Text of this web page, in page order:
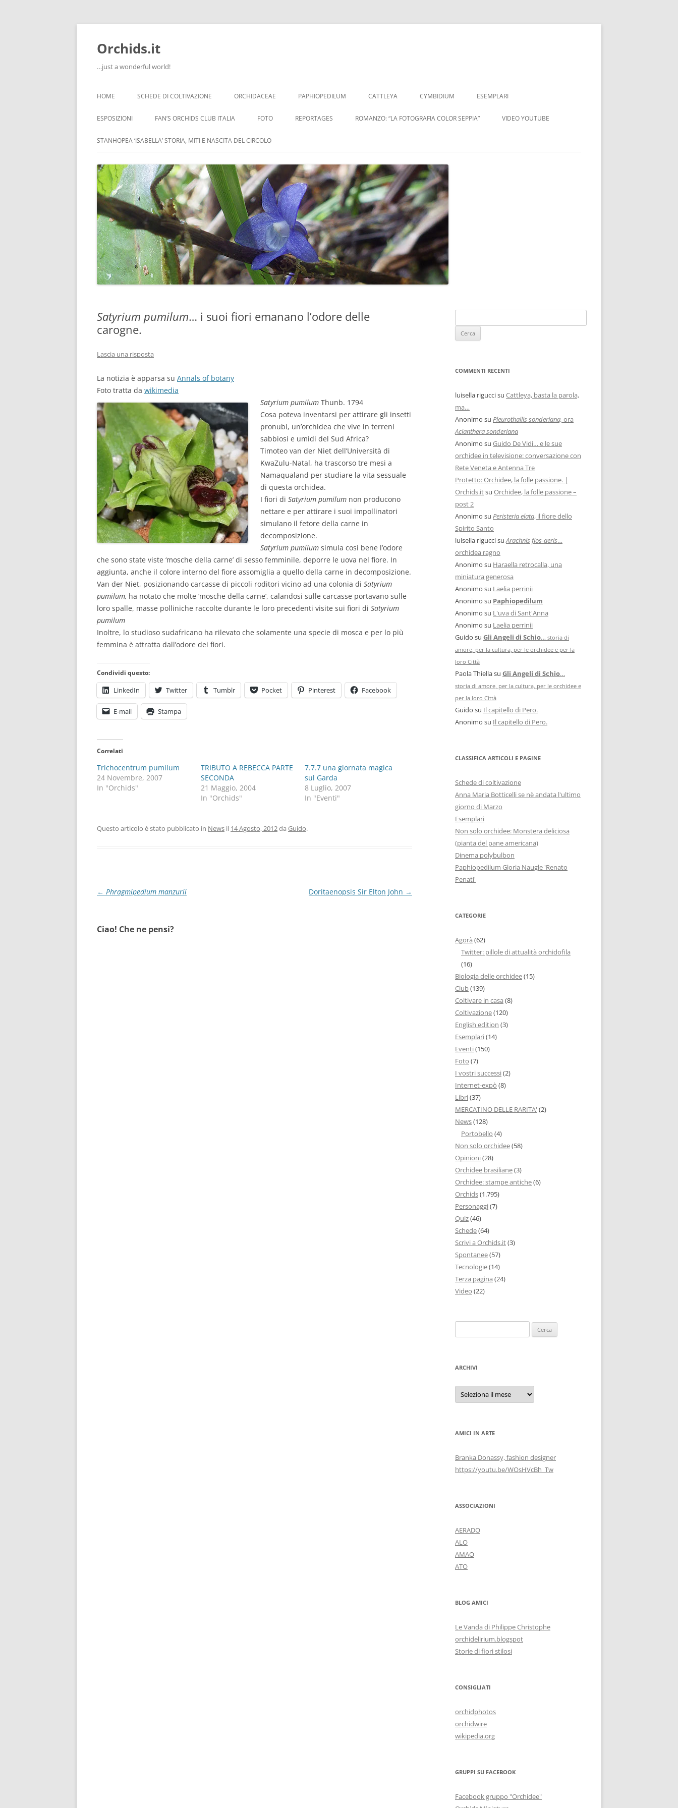
Orchids.it
…just a wonderful world!
al
HOME
INFO
LA SERRA DI GUIDO
SCHEDE DI COLTIVAZIONE ORCHIDACEAE PAPHIOPEDILUM CATTLEYA CYMBIDIUM ESEMPLARI
ESPOSIZIONI FAN’S ORCHIDS CLUB ITALIA FOTO REPORTAGES ROMANZO: “LA FOTOGRAFIA COLOR SEPPIA” VIDEO YOUTUBE
STANHOPEA ‘ISABELLA’ STORIA, MITI E NASCITA DEL CIRCOLO
Satyrium pumilum… i suoi fiori emanano l’odore delle
carogne.
Lascia una risposta
La notizia è apparsa su Annals of botany
Foto tratta da wikimedia
Satyrium pumilum Thunb. 1794
Cosa poteva inventarsi per attirare gli insetti
pronubi, un’orchidea che vive in terreni
sabbiosi e umidi del Sud Africa?
Timoteo van der Niet dell’Università di
KwaZulu-Natal, ha trascorso tre mesi a
Namaqualand per studiare la vita sessuale
di questa orchidea.
I fiori di Satyrium pumilum non producono
nettare e per attirare i suoi impollinatori
simulano il fetore della carne in
decomposizione.
Satyrium pumilum simula così bene l’odore
che sono state viste ‘mosche della carne’ di sesso femminile, deporre le uova nel fiore. In
aggiunta, anche il colore interno del fiore assomiglia a quello della carne in decomposizione.
Van der Niet, posizionando carcasse di piccoli roditori vicino ad una colonia di Satyrium
pumilum, ha notato che molte ‘mosche della carne’, calandosi sulle carcasse portavano sulle
loro spalle, masse polliniche raccolte durante le loro precedenti visite sui fiori di Satyrium
pumilum
Inoltre, lo studioso sudafricano ha rilevato che solamente una specie di mosca e per lo più
femmina è attratta dall’odore dei fiori.
Condividi questo:
LinkedIn Twitter Tumblr Pocket Pinterest Facebook
E-mail Stampa
Correlati
Trichocentrum pumilum
24 Novembre, 2007
In "Orchids"
TRIBUTO A REBECCA PARTE
SECONDA
21 Maggio, 2004
In "Orchids"
7.7.7 una giornata magica
sul Garda
8 Luglio, 2007
In "Eventi"
Questo articolo è stato pubblicato in News il 14 Agosto, 2012da Guido.
Navigazione
← Phragmipedium manzurii Doritaenopsis Sir Elton John →
Ciao! Che ne pensi?
COMMENTI RECENTI
luisella riguccisu Cattleya, basta la parola,
ma…
Anonimo su Pleurothallis sonderiana, ora
Acianthera sonderiana
Anonimo su Guido De Vidi… e le sue
orchidee in televisione: conversazione con
Rete Veneta e Antenna Tre
Protetto: Orchidee, la folle passione. |
Orchids.itsu Orchidee, la folle passione –
post 2
Anonimo su Peristeria elata, il fiore dello
Spirito Santo
luisella riguccisuArachnis flos-aeris…
orchidea ragno
Anonimo su Haraella retrocalla, una
miniatura generosa
Anonimo su Laelia perrinii
Anonimo su Paphiopedilum
Anonimo su L'uva di Sant'Anna
Anonimo su Laelia perrinii
Guido su Gli Angeli di Schio… storia di
amore, per la cultura, per le orchidee e per la
loro Città
Paola Thiellasu Gli Angeli di Schio…
storia di amore, per la cultura, per le orchidee e
per la loro Città
Guido su Il capitello di Pero.
Anonimo su Il capitello di Pero.
CLASSIFICA ARTICOLI E PAGINE
Schede di coltivazione
Anna Maria Botticelli se nè andata l'ultimo
giorno di Marzo
Esemplari
Non solo orchidee: Monstera deliciosa
(pianta del pane americana)
Dinema polybulbon
Paphiopedilum Gloria Naugle 'Renato
Penati'
CATEGORIE
Agorà (62)
Twitter: pillole di attualità orchidofila
(16)
Biologia delle orchidee(15)
Club(139)
Coltivare in casa (8)
Coltivazione(120)
English edition (3)
Esemplari(14)
Eventi(150)
Foto (7)
I vostri successi(2)
Internet-expò (8)
Libri(37)
MERCATINO DELLE RARITA' (2)
News(128)
Portobello (4)
Non solo orchidee(58)
Opinioni(28)
Orchidee brasiliane(3)
Orchidee: stampe antiche(6)
Orchids(1.795)
Personaggi(7)
Quiz(46)
Schede(64)
Scrivi a Orchids.it(3)
Spontanee(57)
Tecnologie(14)
Terza pagina (24)
Video (22)
per:
ARCHIVI
Archivi
AMICI IN ARTE
Branka Donassy, fashion designer
https://youtu.be/WOsHVcBh_Tw
ASSOCIAZIONI
AERADO
ALO
AMAO
ATO
BLOG AMICI
Le Vanda di Philippe Christophe
orchidelirium.blogspot
Storie di fiori stilosi
CONSIGLIATI
orchidphotos
orchidwire
wikipedia.org
GRUPPI SU FACEBOOK
Facebook gruppo "Orchidee"